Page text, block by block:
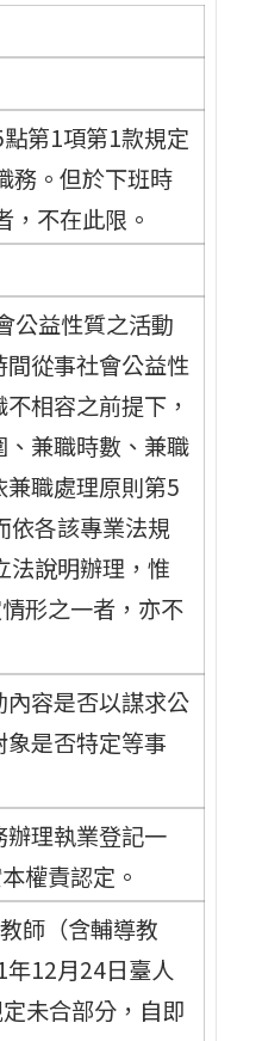
第1項第1款規定
務。但於下班時
不在此限。
公益性質之活動
從事社會公益性
相容之前提下，
兼職時數、兼職
職處理原則第5
依各該專業法規
法說明辦理，惟
形之一者，亦不
容是否以謀求公
是否特定等事
理執業登記一
權責認定。
師（含輔導教
12月24日臺人
未合部分，自即